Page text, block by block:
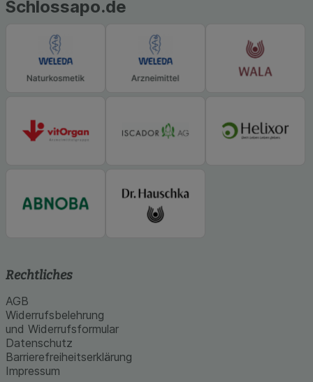
Schlossapo.de
Rechtliches
AGB
Widerrufsbelehrung
und Widerrufsformular
Datenschutz
Barrierefreiheitserklärung
Impressum